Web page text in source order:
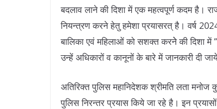
बदलाव लाने की दिशा में एक महत्वपूर्ण कदम है।
नियन्त्रण करने हेतु हमेशा प्रयासरत् है। वर्ष
बालिका एवं महिलाओं को सशक्त करनेे की दिशा में
उन्हें अधिकारों व कानूनों के बारे में जानकारी दी
अतिरिक्त पुलिस महानिदेशक श्रीमति लता मनोज
पुलिस निरन्तर प्रयास किये जा रहे है। इन